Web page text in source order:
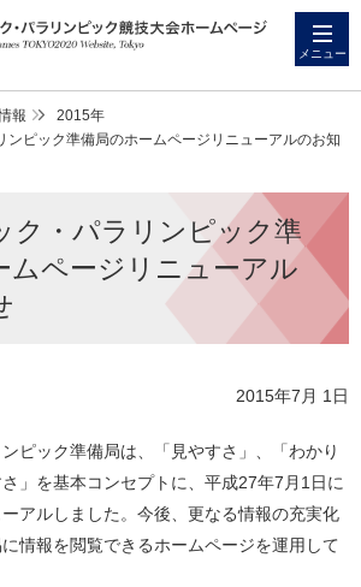
メニュー
報
2015年
ンピック準備局のホームページリニューアルのお知
ク・パラリンピック準
ムページリニューアル
2015年7月 1日
ピック準備局は、「見やすさ」、「わかり
」を基本コンセプトに、平成27年7月1日に
アルしました。今後、更なる情報の充実化
情報を閲覧できるホームページを運用して